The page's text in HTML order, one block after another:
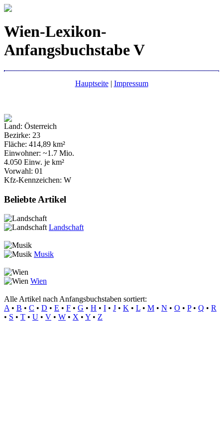
Wien-Lexikon-
Anfangsbuchstabe V
Hauptseite| Impressum
Land: Österreich
Bezirke: 23
Fläche: 414,89 km²
Einwohner: ~1.7 Mio.
4.050 Einw. je km²
Vorwahl: 01
Kfz-Kennzeichen: W
Beliebte Artikel
Landschaft
Musik
Wien
Alle Artikel nach Anfangsbuchstaben sortiert:
A • B • C • D • E • F • G • H • I • J • K • L • M • N • O • P• Q • R
• S • T • U • V • W • X • Y • Z